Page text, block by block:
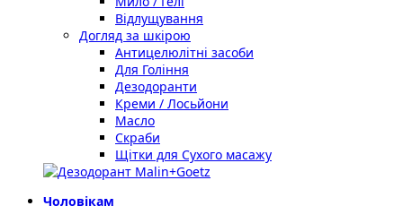
Відлущування
Догляд за шкірою
Антицелюлітні засоби
Для Гоління
Дезодоранти
Креми / Лосьйони
Масло
Скраби
Щітки для Сухого масажу
Чоловікам